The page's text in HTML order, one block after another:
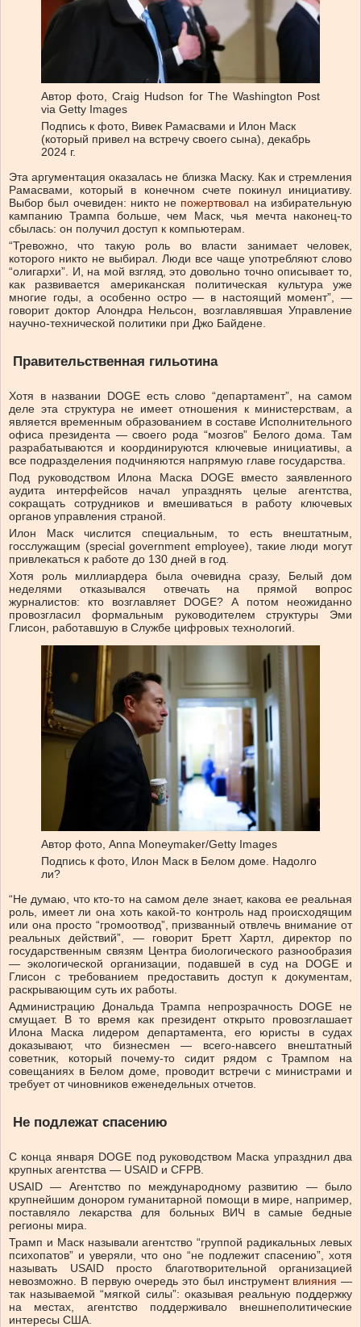
Автор фото,Craig Hudson for The Washington Post
via Getty Images
Подпись к фото, Вивек Рамасвами и Илон Маск
(который привел на встречу своего сына), декабрь
2024 г.
Эта аргументация оказалась не близка Маску. Как и стремления
Рамасвами, который в конечном счете покинул инициативу.
Выбор был очевиден: никто не пожертвовал на избирательную
кампанию Трампа больше, чем Маск, чья мечта наконец-то
сбылась: он получил доступ к компьютерам.
“Тревожно, что такую роль во власти занимает человек,
которого никто не выбирал. Люди все чаще употребляют слово
“олигархи”. И, на мой взгляд, это довольно точно описывает то,
как развивается американская политическая культура уже
многие годы, а особенно остро — в настоящий момент”, —
говорит доктор Алондра Нельсон, возглавлявшая Управление
научно-технической политики при Джо Байдене.
Правительственная гильотина
Хотя в названии DOGE есть слово “департамент”, на самом
деле эта структура не имеет отношения к министерствам, а
является временным образованием в составе Исполнительного
офиса президента — своего рода “мозгов” Белого дома. Там
разрабатываются и координируются ключевые инициативы, а
все подразделения подчиняются напрямую главе государства.
Под руководством Илона Маска DOGE вместо заявленного
аудита интерфейсов начал упразднять целые агентства,
сокращать сотрудников и вмешиваться в работу ключевых
органов управления страной.
Илон Маск числится специальным, то есть внештатным,
госслужащим (special government employee), такие люди могут
привлекаться к работе до 130 дней в год.
Хотя роль миллиардера была очевидна сразу, Белый дом
неделями отказывался отвечать на прямой вопрос
журналистов: кто возглавляет DOGE? А потом неожиданно
провозгласил формальным руководителем структуры Эми
Глисон, работавшую в Службе цифровых технологий.
Автор фото, Anna Moneymaker/Getty Images
Подпись к фото, Илон Маск в Белом доме. Надолго
ли?
“Не думаю, что кто-то на самом деле знает, какова ее реальная
роль, имеет ли она хоть какой-то контроль над происходящим
или она просто “громоотвод”, призванный отвлечь внимание от
реальных действий”, — говорит Бретт Хартл, директор по
государственным связям Центра биологического разнообразия
— экологической организации, подавшей в суд на DOGE и
Глисон с требованием предоставить доступ к документам,
раскрывающим суть их работы.
Администрацию Дональда Трампа непрозрачность DOGE не
смущает. В то время как президент открыто провозглашает
Илона Маска лидером департамента, его юристы в судах
доказывают, что бизнесмен — всего-навсего внештатный
советник, который почему-то сидит рядом с Трампом на
совещаниях в Белом доме, проводит встречи с министрами и
требует от чиновников еженедельных отчетов.
Не подлежат спасению
С конца января DOGE под руководством Маска упразднил два
крупных агентства — USAID и CFPB.
USAID — Агентство по международному развитию — было
крупнейшим донором гуманитарной помощи в мире, например,
поставляло лекарства для больных ВИЧ в самые бедные
регионы мира.
Трамп и Маск называли агентство “группой радикальных левых
психопатов” и уверяли, что оно “не подлежит спасению”, хотя
называть USAID просто благотворительной организацией
невозможно. В первую очередь это был инструмент влияния —
так называемой “мягкой силы”: оказывая реальную поддержку
на местах, агентство поддерживало внешнеполитические
интересы США.